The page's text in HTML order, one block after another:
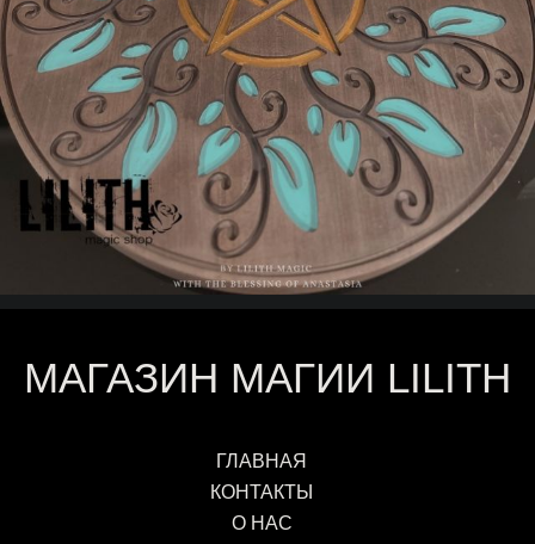
МАГАЗИН МАГИИ LILITH
ГЛАВНАЯ
КОНТАКТЫ
О НАС